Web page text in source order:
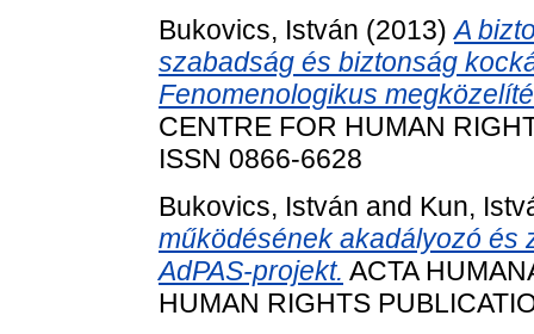
Bukovics, István (2013)A
szabadság és biztonság
Fenomenologikus
CENTRE FOR HUMAN
ISSN 0866-6628
Bukovics, István and Kun,
működésének akadályozó és
AdPAS-projekt. ACTA
HUMAN RIGHTS